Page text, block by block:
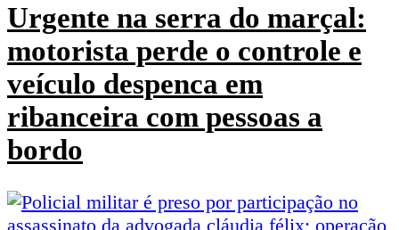
Urgente na serra do marçal:
motorista perde o controle e
veículo despenca em
ribanceira com pessoas a
bordo